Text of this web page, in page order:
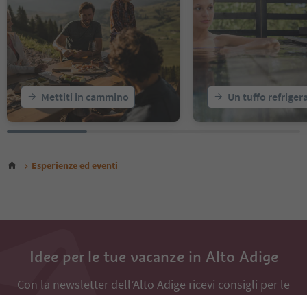
17
18
19
Mettiti in cammino Un tuffo
Esperienze ed eventi
Idee per le tue vacanze in Alto Adige
Con la newsletter dell’Alto Adige ricevi consigli per le